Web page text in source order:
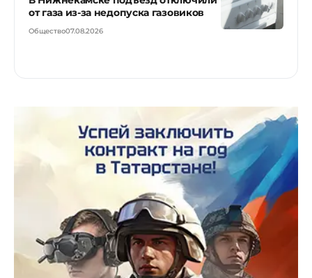
от газа из-за недопуска газовиков
Общество07.08.2026